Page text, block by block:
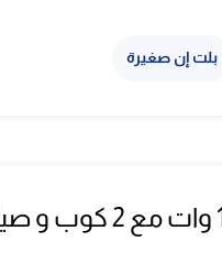
بلت إن صغيرة
الغلاية الكهربائية كولن